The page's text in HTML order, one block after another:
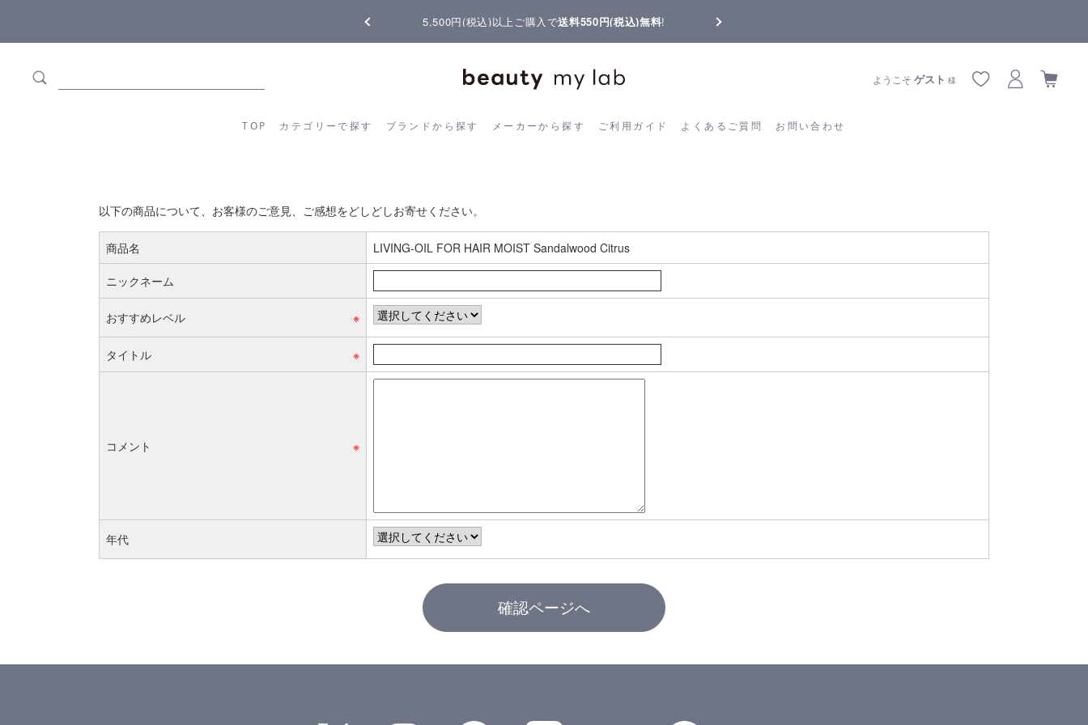
5,500円(税込)以上ご購入で送料550円(税込)無料!
TOP カテゴリーで探す ブランドから探す メーカーから探す ご利用ガイド よくあるご質問 お問い合わせ
ようこそゲスト 様
カテゴリーから探す ブランドから探す メーカーから探す ご利用ガイド よくあるご質問
以下の商品について、お客様のご意見、ご感想をどしどしお寄せください。
商品名 LIVING-OIL FOR HAIR MOIST Sandalwood Citrus
ニックネーム
おすすめレベル ※
タイトル ※
コメント ※
年代